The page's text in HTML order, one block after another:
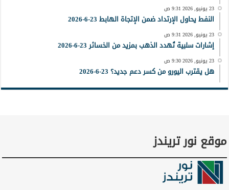
23 يونيو, 2026 9:31 ص
النفط يحاول الإرتداد ضمن الإتجاة الهابط 23-6-2026
23 يونيو, 2026 9:31 ص
إشارات سلبية تُهدد الذهب بمزيد من الخسائر 23-6-2026
23 يونيو, 2026 9:30 ص
هل يقترب اليورو من كسر دعم جديد؟ 23-6-2026
موقع نور تريندز